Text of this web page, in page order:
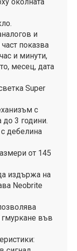
и
показва
и минути,
месец, дата
Super
с
до 3 години.
дебелина
от 145
издържа на
Neobrite
във